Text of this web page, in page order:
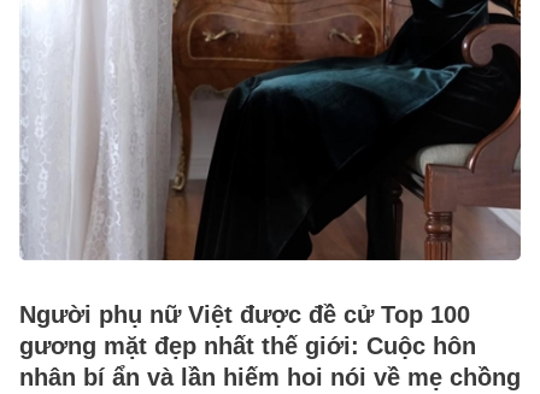
Người phụ nữ Việt được đề cử Top 100
gương mặt đẹp nhất thế giới: Cuộc hôn
nhân bí ẩn và lần hiếm hoi nói về mẹ chồng